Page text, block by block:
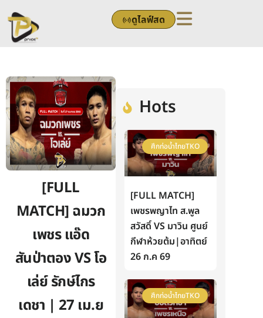
to
content
ดูไลฟ์สด
[FULL
MATCH] ฉมวก
เพชร แอ๊ด
สันป่าตอง VS โอ
เล่ย์ รักษ์ไกร
เดชา | 27 เม.ย
Hots
ศึกท่อน้ำไทยTKO
[FULL MATCH]
เพชรพญาไท ส.พูล
สวัสดิ์ VS มาวิน ศูนย์
กีฬาห้วยต้ม|อาทิตย์
26 ก.ค 69
ศึกท่อน้ำไทยTKO